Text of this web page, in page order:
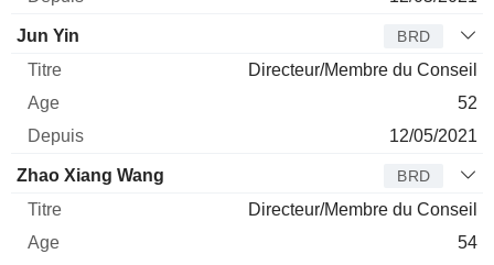
Jun Yin BRD
Directeur/Membre du Conseil
52
12/05/2021
Zhao Xiang Wang BRD
Directeur/Membre du Conseil
54